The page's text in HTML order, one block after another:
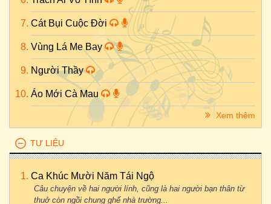
Cát Bụi Cuộc Đời
Vùng Lá Me Bay
Người Thầy
Áo Mới Cà Mau
Xem thêm
TƯ LIỆU
Ca Khúc Mười Năm Tái Ngộ
Câu chuyện về hai người lính, cũng là hai người bạn thân từ
thuở còn ngồi chung ghế nhà trường...